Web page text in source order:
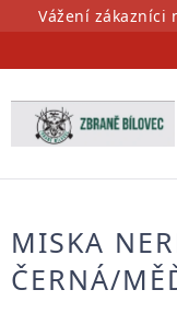
PřejítVážení zákazníci
MISKA
ČERNÁ/